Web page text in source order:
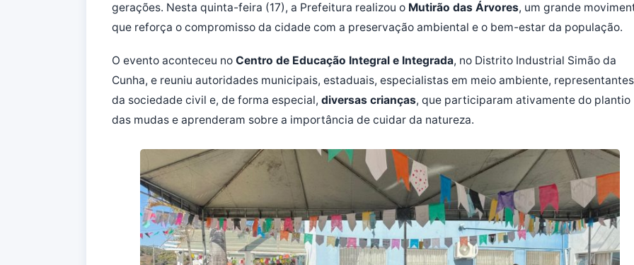
gerações. Nesta quinta-feira (17), a Prefeitura realizou o Mutirão das Árvores, um grande
que reforça o compromisso da cidade com a preservação ambiental e o bem-estar da população.
O evento aconteceu no Centro de Educação Integral e Integrada, no Distrito Industrial Simão da
Cunha, e reuniu autoridades municipais, estaduais, especialistas em meio ambiente, representantes
da sociedade civil e, de forma especial, diversas crianças, que participaram ativamente do plantio
das mudas e aprenderam sobre a importância de cuidar da natureza.